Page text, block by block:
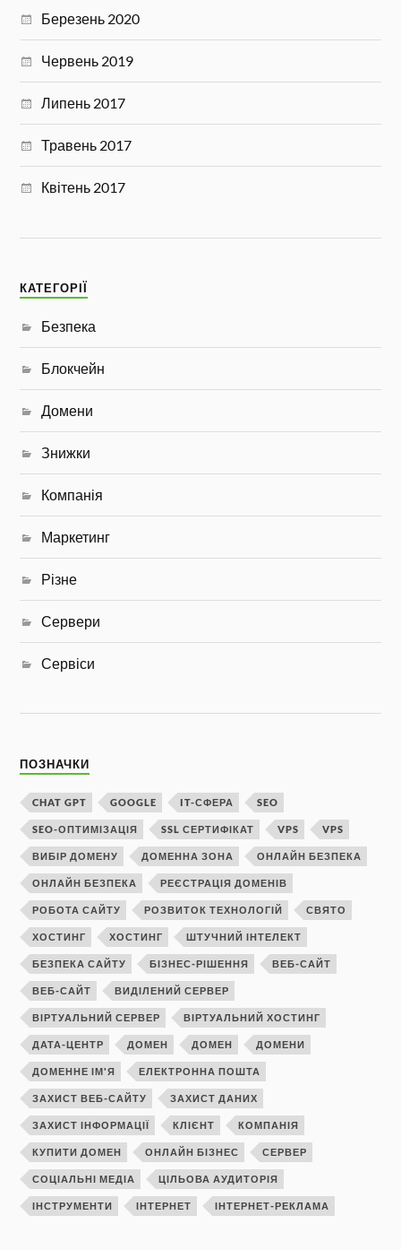
Березень 2020
Червень 2019
Липень 2017
Травень 2017
Квітень 2017
КАТЕГОРІЇ
Безпека
Блокчейн
Домени
Знижки
Компанія
Маркетинг
Різне
Сервери
Сервіси
ПОЗНАЧКИ
CHAT GPT GOOGLE IT-СФЕРА SEO
SEO-ОПТИМІЗАЦІЯ SSL СЕРТИФІКАТ VPS VPS
ВИБІР ДОМЕНУ ДОМЕННА ЗОНА ОНЛАЙН БЕЗПЕКА
ОНЛАЙН БЕЗПЕКА РЕЄСТРАЦІЯ ДОМЕНІВ
РОБОТА САЙТУ РОЗВИТОК ТЕХНОЛОГІЙ СВЯТО
ХОСТИНГ ХОСТИНГ ШТУЧНИЙ ІНТЕЛЕКТ
БЕЗПЕКА САЙТУ БІЗНЕС-РІШЕННЯ ВЕБ-САЙТ
ВЕБ-САЙТ ВИДІЛЕНИЙ СЕРВЕР
ВІРТУАЛЬНИЙ СЕРВЕР ВІРТУАЛЬНИЙ ХОСТИНГ
ДАТА-ЦЕНТР ДОМЕН ДОМЕН ДОМЕНИ
ДОМЕННЕ ІМ'Я ЕЛЕКТРОННА ПОШТА
ЗАХИСТ ВЕБ-САЙТУ ЗАХИСТ ДАНИХ
ЗАХИСТ ІНФОРМАЦІЇ КЛІЄНТ КОМПАНІЯ
КУПИТИ ДОМЕН ОНЛАЙН БІЗНЕС СЕРВЕР
СОЦІАЛЬНІ МЕДІА ЦІЛЬОВА АУДИТОРІЯ
ІНСТРУМЕНТИ ІНТЕРНЕТ ІНТЕРНЕТ-РЕКЛАМА